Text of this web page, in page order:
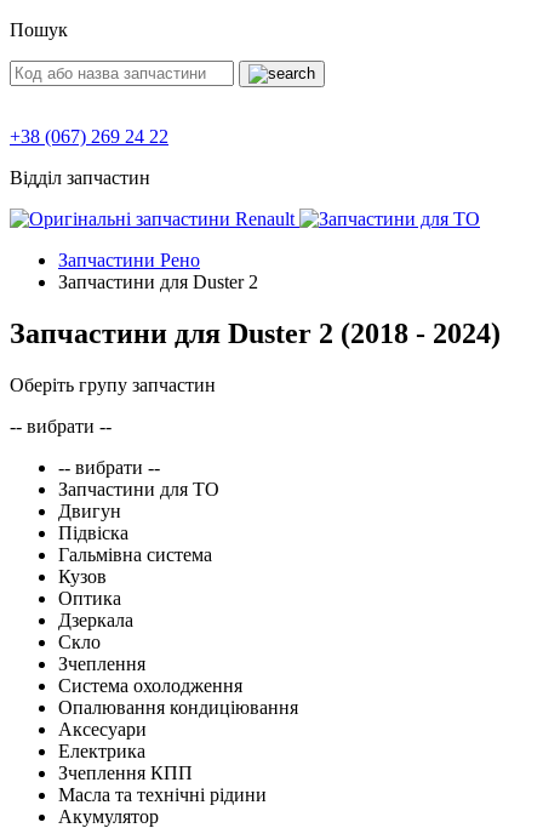
Пошук
+38 (067) 269 24 22
Відділ запчастин
Запчастини Рено
Запчастини для Duster 2
Запчастини для Duster 2 (2018 - 2024)
Оберіть групу запчастин
-- вибрати --
-- вибрати --
Запчастини для ТО
Двигун
Підвіска
Гальмівна система
Кузов
Оптика
Дзеркала
Скло
Зчеплення
Система охолодження
Опалювання кондиціювання
Аксесуари
Електрика
Зчеплення КПП
Масла та технічні рідини
Акумулятор